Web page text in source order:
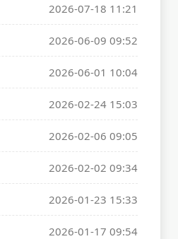
2026-07-18 11:21
2026-06-09 09:52
2026-06-01 10:04
2026-02-24 15:03
2026-02-06 09:05
2026-02-02 09:34
2026-01-23 15:33
2026-01-17 09:54